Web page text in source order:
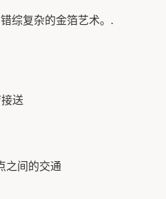
综复杂的金箔艺术。.
送
之间的交通